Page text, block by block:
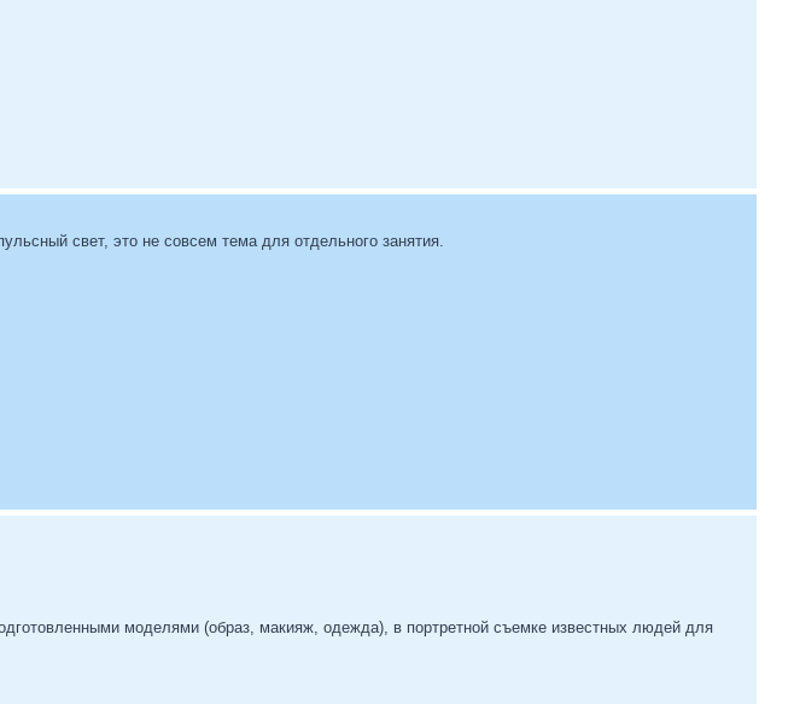
свет, это не совсем тема для отдельного занятия.
моделями (образ, макияж, одежда), в портретной съемке известных людей для